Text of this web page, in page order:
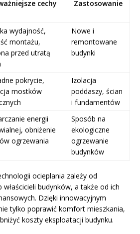
cechy Zastosowanie
wydajność,
montażu,
przed utratą
Nowe i
remontowane
budynki
pokrycie,
mostków
Izolacja
poddaszy, ścian
i fundamentów
energii
obniżenie
ogrzewania
Sposób na
ekologiczne
ogrzewanie
budynków
ocieplania zależy od
budynków, a także od ich
Dzięki innowacyjnym
tylko poprawić komfort mieszkania,
koszty eksploatacji budynku.